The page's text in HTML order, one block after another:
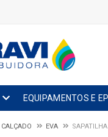
EQUIPAMENTOS E
CALÇADO EVA